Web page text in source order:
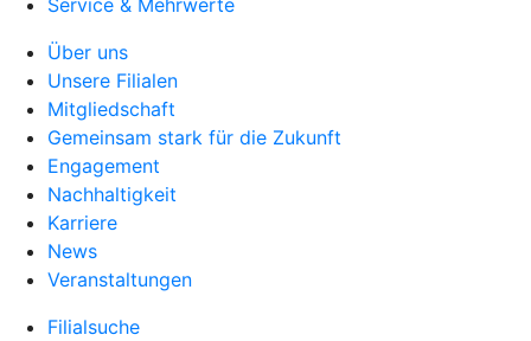
Service & Mehrwerte
Über uns
Unsere Filialen
Mitgliedschaft
Gemeinsam stark für die Zukunft
Engagement
Nachhaltigkeit
Karriere
News
Veranstaltungen
Filialsuche